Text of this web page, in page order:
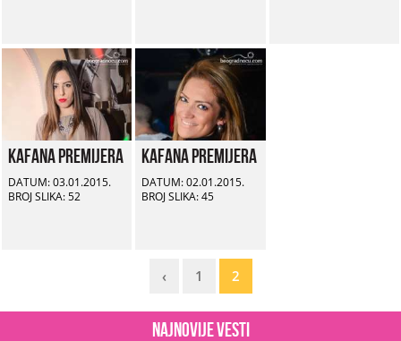
Kafana Premijera
DATUM: 03.01.2015.
BROJ SLIKA: 52
Kafana Premijera
DATUM: 02.01.2015.
BROJ SLIKA: 45
‹ 1 2
Najnovije vesti